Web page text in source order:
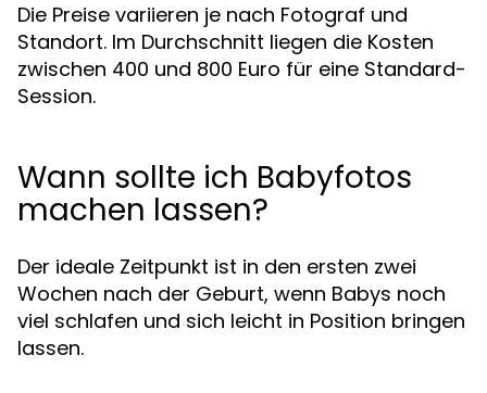
Die Preise variieren je nach Fotograf und
Standort. Im Durchschnitt liegen die Kosten
zwischen 400 und 800 Euro für eine Standard-
Session.
Wann sollte ich Babyfotos
machen lassen?
Der ideale Zeitpunkt ist in den ersten zwei
Wochen nach der Geburt, wenn Babys noch
viel schlafen und sich leicht in Position bringen
lassen.